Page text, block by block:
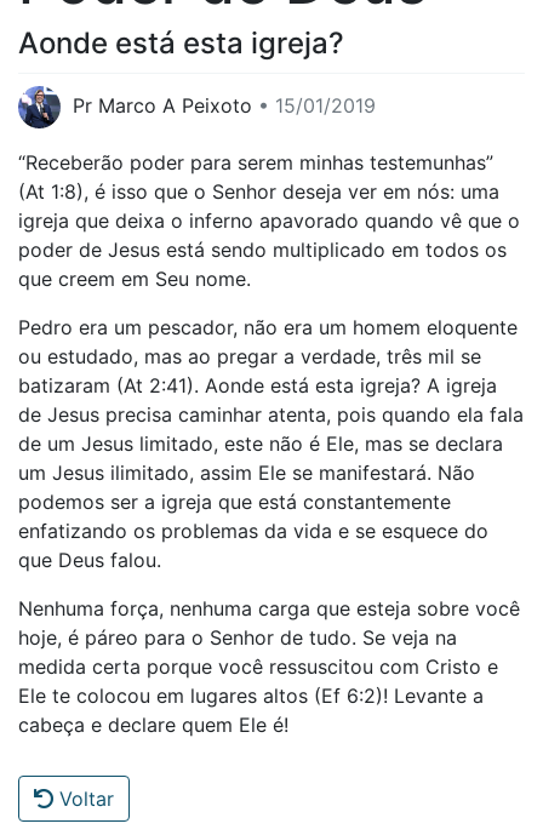
Aonde está esta igreja?
Pr Marco A Peixoto • 15/01/2019
“Receberão poder para serem minhas testemunhas”
(At 1:8), é isso que o Senhor deseja ver em nós: uma
igreja que deixa o inferno apavorado quando vê que o
poder de Jesus está sendo multiplicado em todos os
que creem em Seu nome.
Pedro era um pescador, não era um homem eloquente
ou estudado, mas ao pregar a verdade, três mil se
batizaram (At 2:41). Aonde está esta igreja? A igreja
de Jesus precisa caminhar atenta, pois quando ela fala
de um Jesus limitado, este não é Ele, mas se declara
um Jesus ilimitado, assim Ele se manifestará. Não
podemos ser a igreja que está constantemente
enfatizando os problemas da vida e se esquece do
que Deus falou.
Nenhuma força, nenhuma carga que esteja sobre você
hoje, é páreo para o Senhor de tudo. Se veja na
medida certa porque você ressuscitou com Cristo e
Ele te colocou em lugares altos (Ef 6:2)! Levante a
cabeça e declare quem Ele é!
Voltar